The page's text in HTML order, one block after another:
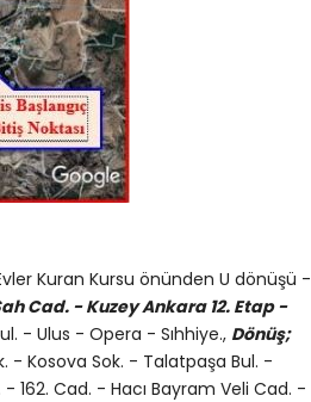
Kuran Kursu önünden U dönüşü -
Cad. - Kuzey Ankara 12. Etap -
- Ulus - Opera - Sıhhiye., Dönüş;
- Kosova Sok. - Talatpaşa Bul. -
162. Cad. - Hacı Bayram Veli Cad. -